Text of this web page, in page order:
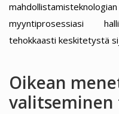
myyntiprosessiasi
tehokkaasti keskitetystä
Oikean
valitseminen